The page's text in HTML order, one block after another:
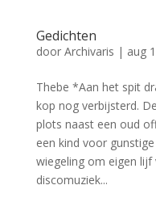
Gedichten
door Archivaris | aug
Thebe *Aan het spit
kop nog verbijsterd.
plots naast een oud
een kind voor
wiegeling om eigen lijf
discomuziek...